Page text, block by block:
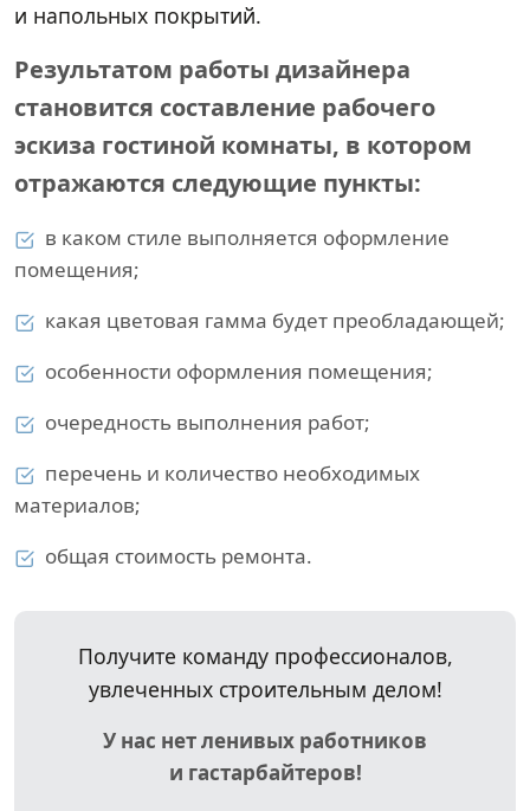
и напольных покрытий.
Результатом работы дизайнера
становится составление рабочего
эскиза гостиной комнаты, в котором
отражаются следующие пункты:
в каком стиле выполняется оформление
помещения;
какая цветовая гамма будет преобладающей;
особенности оформления помещения;
очередность выполнения работ;
перечень и количество необходимых
материалов;
общая стоимость ремонта.
Получите команду профессионалов,
увлеченных строительным делом!
У нас нет ленивых работников
и гастарбайтеров!